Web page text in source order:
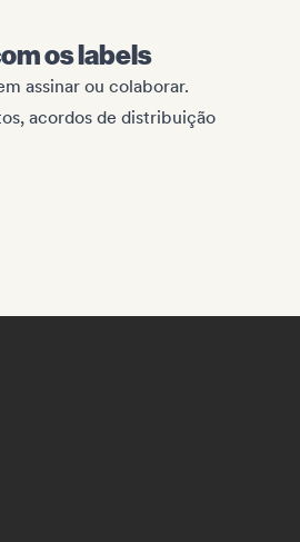
os labels
assinar ou colaborar.
acordos de distribuição